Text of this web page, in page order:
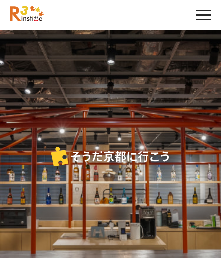
そうだ京都に行こう